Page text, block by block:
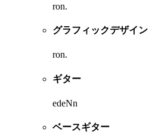
ron.
グラフィックデザイン
ron.
ギター
edeNn
ベースギター